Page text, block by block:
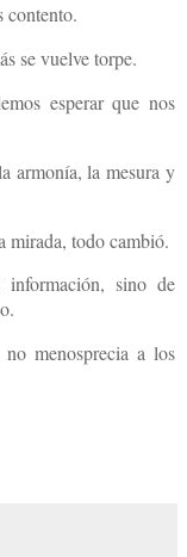
contento.
se vuelve torpe.
esperar que nos
armonía, la mesura y
mirada, todo cambió.
sino de
menosprecia a los